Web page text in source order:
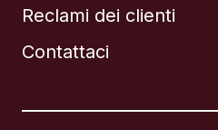
Reclami dei clienti
Contattaci
Brasile